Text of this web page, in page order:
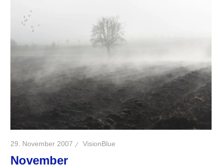
29. November 2007 VisionBlue
November